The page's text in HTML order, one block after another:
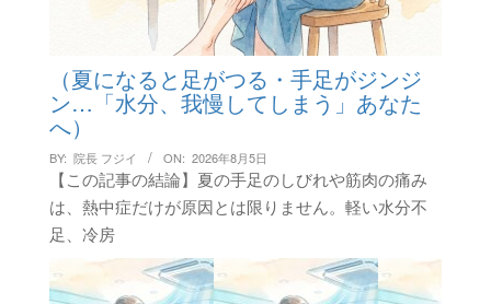
（夏になると足がつる・手足がジンジ
ン…「水分、我慢してしまう」あなた
へ）
BY: 院長 フジイ ON: 2026年8月5日
【この記事の結論】夏の手足のしびれや筋肉の痛み
は、熱中症だけが原因とは限りません。軽い水分不
足、冷房